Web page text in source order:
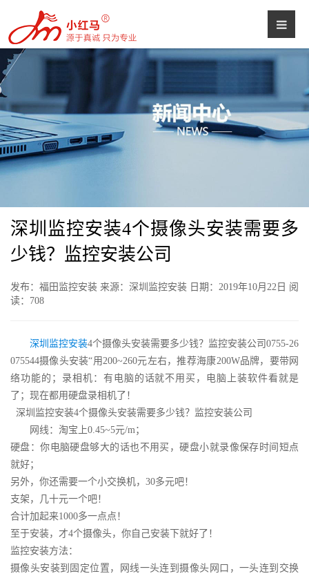
深圳监控安装4个摄像头安装需要多
少钱？监控安装公司
发布：福田监控安装 来源：深圳监控安装 日期：2019年10月22日 阅
读： 708
深圳监控安装4个摄像头安装需要多少钱？监控安装公司0755-26
075544摄像头安装“用200~260元左右，推荐海康200W品牌，要带网
络功能的；录相机：有电脑的话就不用买，电脑上装软件看就是
了；现在都用硬盘录相机了！
深圳监控安装4个摄像头安装需要多少钱？监控安装公司
网线：淘宝上0.45~5元/m；
硬盘：你电脑硬盘够大的话也不用买，硬盘小就录像保存时间短点
就好；
另外，你还需要一个小交换机，30多元吧！
支架，几十元一个吧！
合计加起来1000多一点点！
至于安装，才4个摄像头，你自己安装下就好了！
监控安装方法：
摄像头安装到固定位置，网线一头连到摄像头网口，一头连到交换